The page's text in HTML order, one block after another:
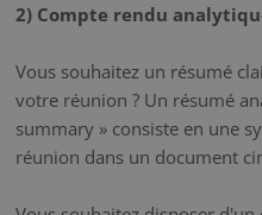
2) Compte rendu
Vous souhaitez un résumé
votre réunion ? Un résumé
summary » consiste en une
réunion dans un document